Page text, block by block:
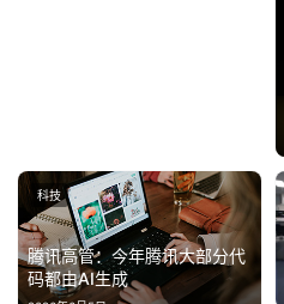
源
腾讯高管：今年腾讯大部分代
码都由AI生成
科技